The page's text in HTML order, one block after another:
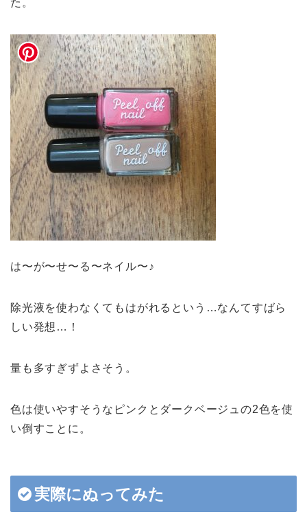
は〜が〜せ〜る〜ネイル〜♪
除光液を使わなくてもはがれるという…なんてすばら
しい発想…！
量も多すぎずよさそう。
色は使いやすそうなピンクとダークベージュの2色を使
い倒すことに。
実際にぬってみた